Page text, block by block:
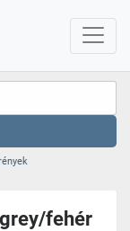
fehér